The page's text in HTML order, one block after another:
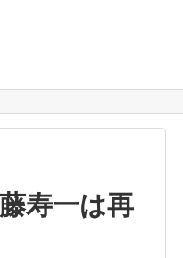
寿一は再